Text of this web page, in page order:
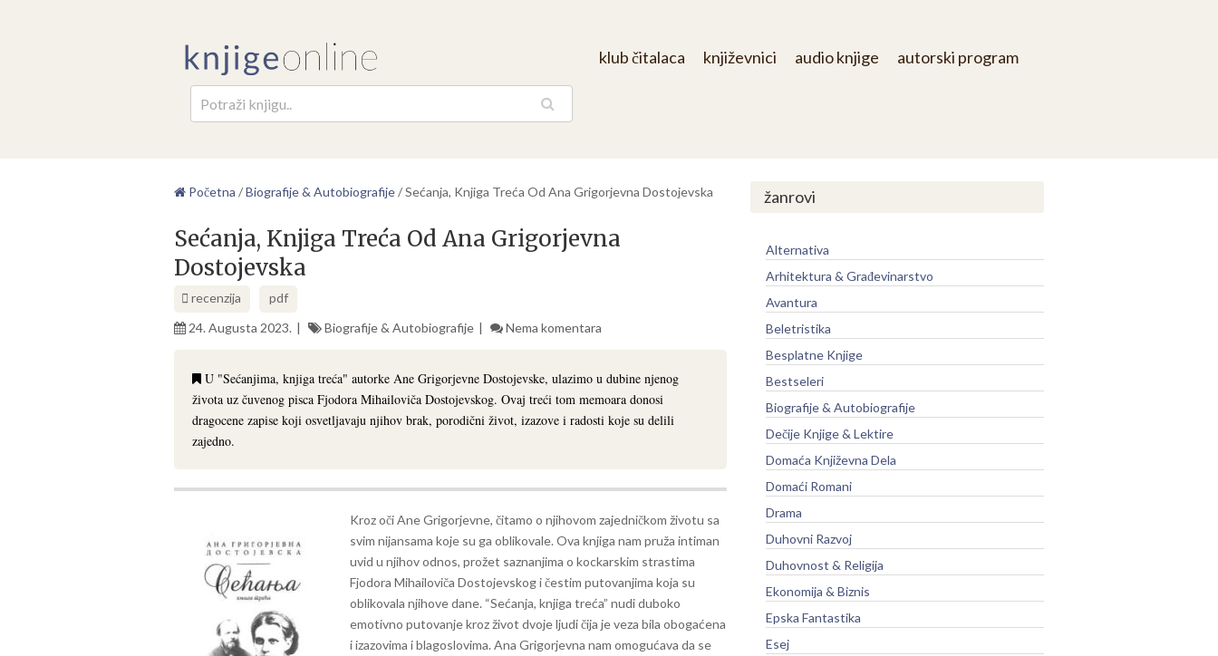
klub čitalaca književnici audio knjige autorski program
Početna /Biografije & Autobiografije/Sećanja, Knjiga Treća Od Ana Grigorjevna Dostojevska
Sećanja, Knjiga Treća Od Ana Grigorjevna
Dostojevska
recenzija
pdf
24. Augusta 2023.
Biografije & Autobiografije Nema komentara
U "Sećanjima, knjiga treća" autorke Ane Grigorjevne Dostojevske, ulazimo u dubine njenog
života uz čuvenog pisca Fjodora Mihailoviča Dostojevskog. Ovaj treći tom memoara donosi
dragocene zapise koji osvetljavaju njihov brak, porodični život, izazove i radosti koje su delili
zajedno.
Kroz oči Ane Grigorjevne, čitamo o njihovom zajedničkom životu sa
svim nijansama koje su ga oblikovale. Ova knjiga nam pruža intiman
uvid u njihov odnos, prožet saznanjima o kockarskim strastima
Fjodora Mihailoviča Dostojevskog i čestim putovanjima koja su
oblikovala njihove dane. “Sećanja, knjiga treća” nudi duboko
emotivno putovanje kroz život dvoje ljudi čija je veza bila obogaćena
i izazovima i blagoslovima. Ana Grigorjevna nam omogućava da se
žanrovi
Alternativa
Arhitektura & Građevinarstvo
Avantura
Beletristika
Besplatne Knjige
Bestseleri
Biografije & Autobiografije
Dečije Knjige & Lektire
Domaća Književna Dela
Domaći Romani
Drama
Duhovni Razvoj
Duhovnost & Religija
Ekonomija & Biznis
Epska Fantastika
Esej